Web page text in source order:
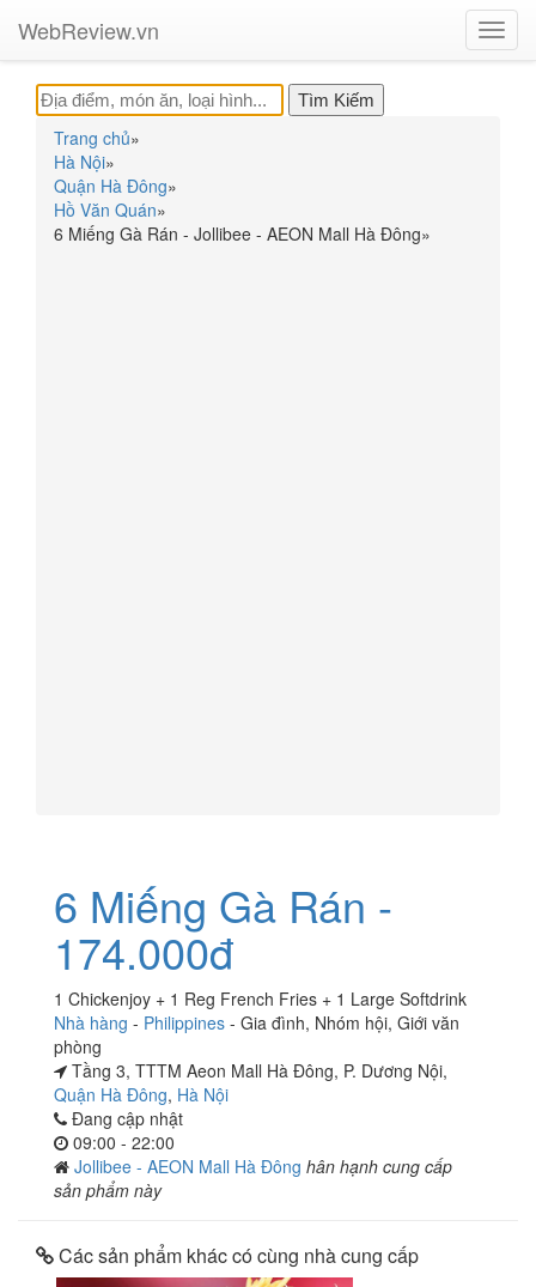
WebReview.vn
Trang chủ»
Hà Nội»
Quận Hà Đông»
Hồ Văn Quán»
6 Miếng Gà Rán - Jollibee - AEON Mall Hà Đông»
6 Miếng Gà Rán -
174.000đ
1 Chickenjoy + 1 Reg French Fries + 1 Large Softdrink
Nhà hàng - Philippines - Gia đình, Nhóm hội, Giới văn
phòng
Tầng 3, TTTM Aeon Mall Hà Đông, P. Dương Nội,
Quận Hà Đông, Hà Nội
Đang cập nhật
09:00 - 22:00
Jollibee - AEON Mall Hà Đông hân hạnh cung cấp
sản phẩm này
Các sản phẩm khác có cùng nhà cung cấp